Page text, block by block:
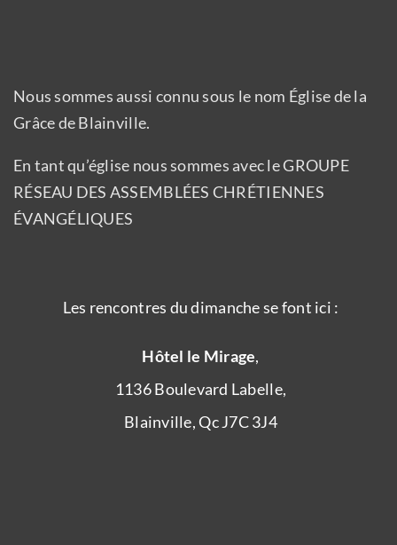
Nous sommes aussi connu sous le nom Église de la
Grâce de Blainville.
En tant qu’église nous sommes avec le GROUPE
RÉSEAU DES ASSEMBLÉES CHRÉTIENNES
ÉVANGÉLIQUES
Les rencontres du dimanche se font ici :
Hôtel le Mirage,
1136 Boulevard Labelle,
Blainville, Qc J7C 3J4